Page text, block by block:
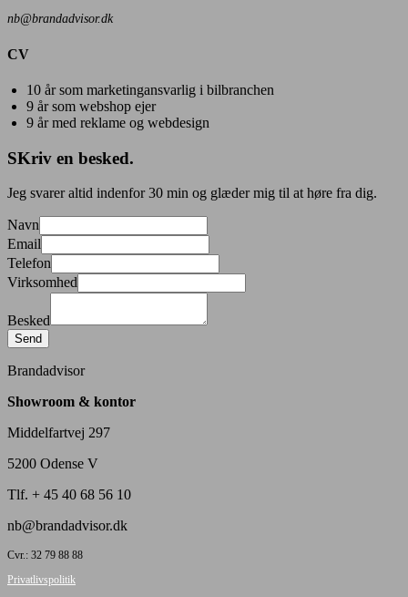
nb@brandadvisor.dk
CV
10 år som marketingansvarlig i bilbranchen
9 år som webshop ejer
9 år med reklame og webdesign
SKriv en besked.
​Jeg svarer altid indenfor 30 min og glæder mig til at høre fra dig.
Navn
Email
Telefon
Virksomhed
Besked
Send
Brandadvisor
Showroom & kontor
Middelfartvej 297
5200 Odense V
Tlf. + 45 40 68 56 10
nb@brandadvisor.dk
Cvr.: 32 79 88 88
Privatlivspolitik